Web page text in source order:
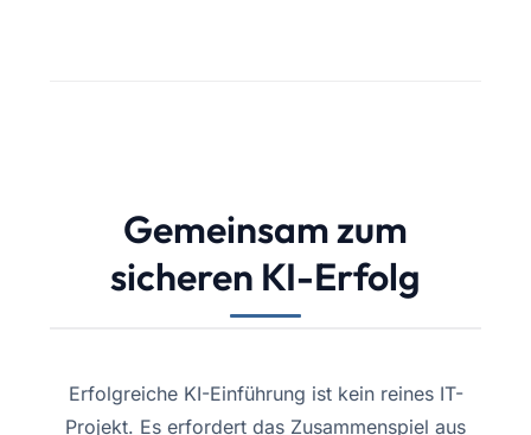
Gemeinsam zum
sicheren KI-Erfolg
Erfolgreiche KI-Einführung ist kein reines IT-
Projekt. Es erfordert das Zusammenspiel aus